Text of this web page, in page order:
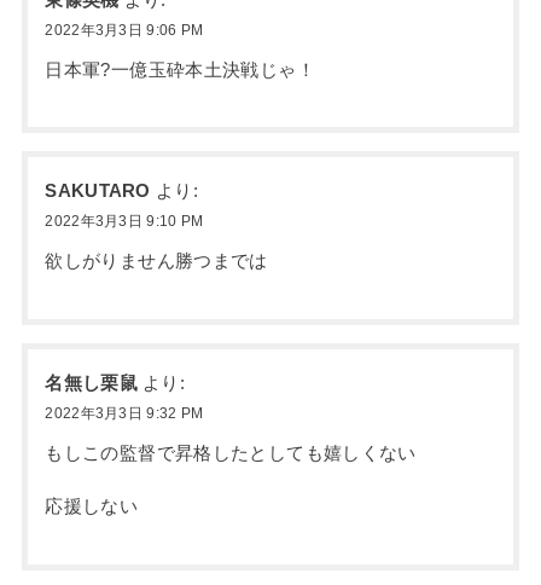
2022年3月3日 9:06 PM
日本軍?一億玉砕本土決戦じゃ！
SAKUTARO より:
2022年3月3日 9:10 PM
欲しがりません勝つまでは
名無し栗鼠 より:
2022年3月3日 9:32 PM
もしこの監督で昇格したとしても嬉しくない
応援しない